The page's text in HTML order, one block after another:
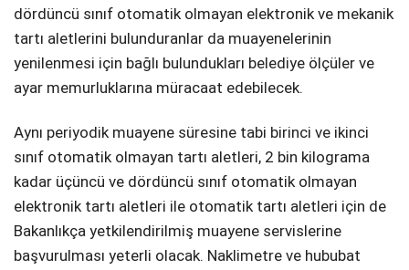
dördüncü sınıf otomatik olmayan elektronik ve mekanik
tartı aletlerini bulunduranlar da muayenelerinin
yenilenmesi için bağlı bulundukları belediye ölçüler ve
ayar memurluklarına müracaat edebilecek.
Aynı periyodik muayene süresine tabi birinci ve ikinci
sınıf otomatik olmayan tartı aletleri, 2 bin kilograma
kadar üçüncü ve dördüncü sınıf otomatik olmayan
elektronik tartı aletleri ile otomatik tartı aletleri için de
Bakanlıkça yetkilendirilmiş muayene servislerine
başvurulması yeterli olacak. Naklimetre ve hububat